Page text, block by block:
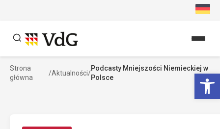
Szukaj
Strona
główna
/Aktualności/
Podcasty Mniejszości Niemieckiej w
Polsce